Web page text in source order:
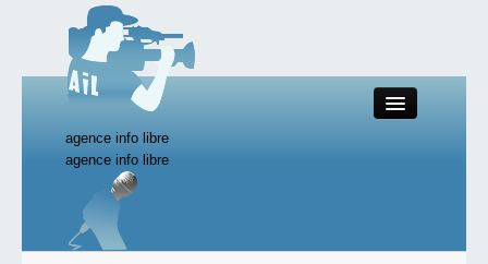
agence info libre
Close
Productions AIL
agence info libre